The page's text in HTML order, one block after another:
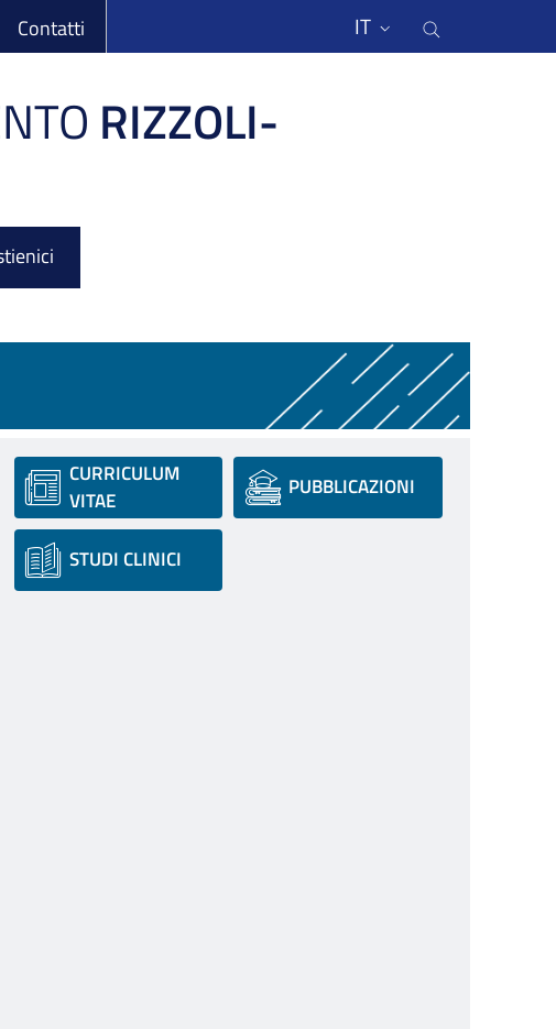
Contatti IT
RIZZOLI-
CURRICULUM
VITAE
PUBBLICAZIONI
STUDI CLINICI